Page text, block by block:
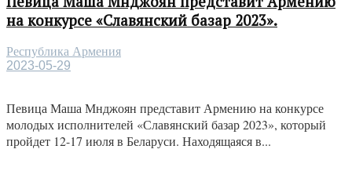
на конкурсе «Славянский базар 2023».
Республика Армения
2023-05-29
Певица Маша Мнджоян представит Армению на конкурсе
молодых исполнителей «Славянский базар 2023», который
пройдет 12-17 июля в Беларуси. Находящаяся в...